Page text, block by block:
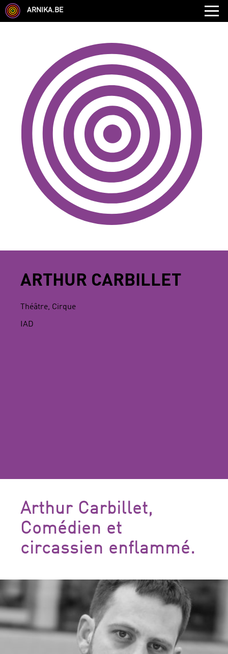
ARNIKA.BE
ARTHUR CARBILLET
Théâtre, Cirque
IAD
Arthur Carbillet,
Comédien et
circassien enflammé.